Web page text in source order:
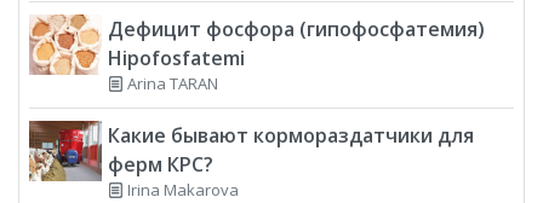
Дефицит фосфора (гипофосфатемия)
Hipofosfatemi
Arina TARAN
Какие бывают кормораздатчики для
ферм КРС?
Irina Makarova